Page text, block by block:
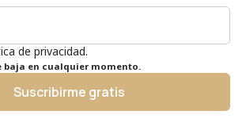
de privacidad.
baja en cualquier momento.
Suscribirme gratis